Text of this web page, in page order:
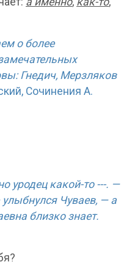
о более
Гнедич, Мерзляков
Сочинения А.
уродец какой-то ---. —
Чуваев, — а
близко знает.